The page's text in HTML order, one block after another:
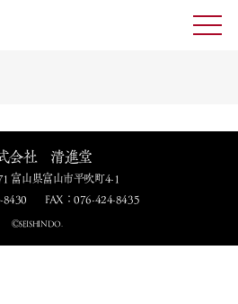
toggle
会社 清進堂
富山県富山市平吹町4-1
8430
FAX：076-424-8435
ⒸSEISHINDO.